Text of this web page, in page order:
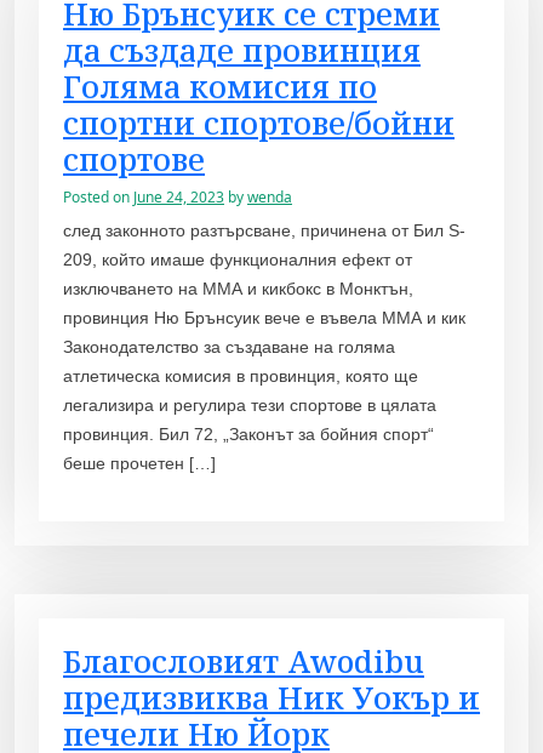
Ню Брънсуик се стреми
да създаде провинция
Голяма комисия по
спортни спортове/бойни
спортове
Posted on June 24, 2023 bywenda
след законното разтърсване, причинена от Бил S-
209, който имаше функционалния ефект от
изключването на ММА и кикбокс в Монктън,
провинция Ню Брънсуик вече е въвела ММА и кик
Законодателство за създаване на голяма
атлетическа комисия в провинция, която ще
легализира и регулира тези спортове в цялата
провинция. Бил 72, „Законът за бойния спорт“
беше прочетен […]
Благословият Awodibu
предизвиква Ник Уокър и
печели Ню Йорк